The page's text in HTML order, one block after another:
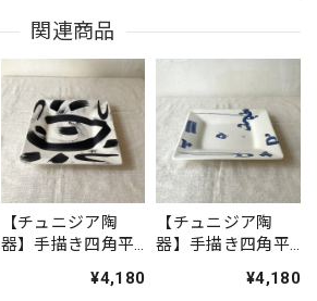
関連商品
【チュニジア陶
器】手描き四角平
¥4,180
【チュニジア陶
器】手描き四角平
¥4,180